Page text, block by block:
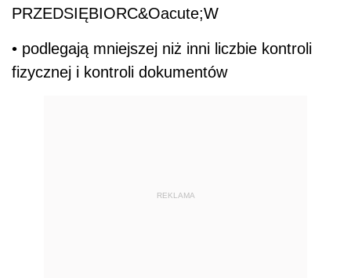
PRZEDSIĘBIORC&Oacute;W
• podlegają mniejszej niż inni liczbie kontroli
fizycznej i kontroli dokumentów
REKLAMA